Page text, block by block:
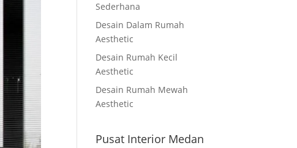
Sederhana
Desain Dalam Rumah
Aesthetic
Desain Rumah Kecil
Aesthetic
Desain Rumah Mewah
Aesthetic
Pusat Interior Medan